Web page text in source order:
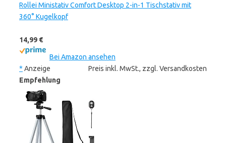
Rollei Ministativ Comfort Desktop 2-in-1 Tischstativ mit
360° Kugelkopf
14,99 €
Bei Amazon ansehen
* Anzeige
Preis inkl. MwSt., zzgl. Versandkosten
Empfehlung